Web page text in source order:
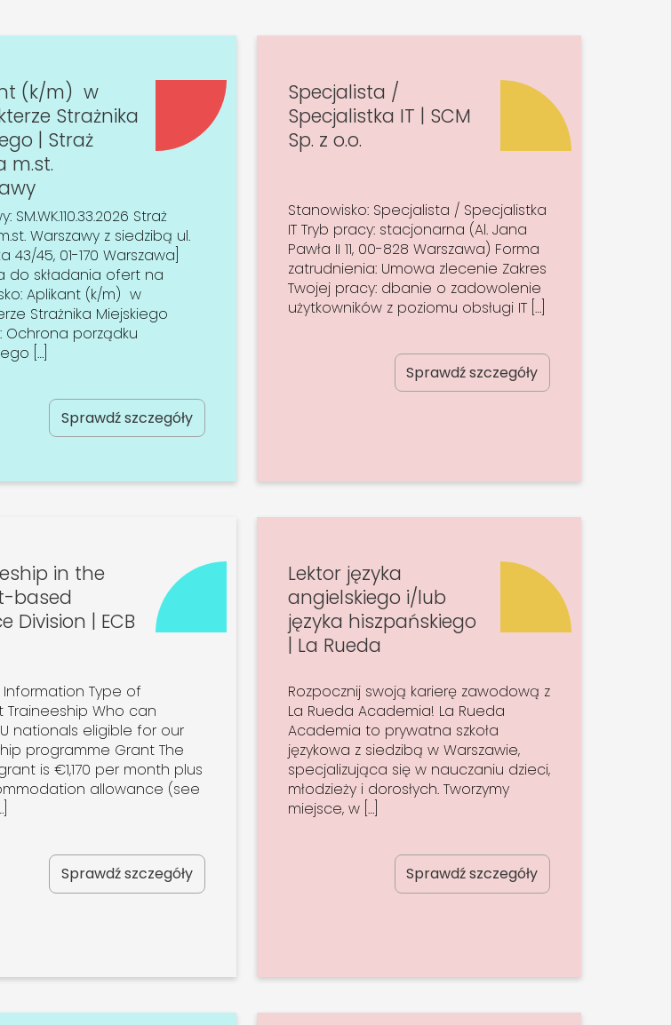
(k/m) w
Strażnika
| Straż
m.st.
SM.WK.110.33.2026 Straż
Warszawy z siedzibą ul.
43/45, 01-170 Warszawa]
do składania ofert na
Aplikant (k/m) w
Strażnika Miejskiego
Ochrona porządku
[…]
Sprawdź szczegóły
Specjalista /
Specjalistka IT | SCM
Sp. z o.o.
Stanowisko: Specjalista / Specjalistka
IT Tryb pracy: stacjonarna (Al. Jana
Pawła II 11, 00-828 Warszawa) Forma
zatrudnienia: Umowa zlecenie Zakres
Twojej pracy: dbanie o zadowolenie
użytkowników z poziomu obsługi IT […]
Sprawdź szczegóły
in the
based
Division | ECB
Type of
Who can
nationals eligible for our
programme Grant The
is €1,170 per month plus
allowance (see
Sprawdź szczegóły
Lektor języka
angielskiego i/lub
języka hiszpańskiego
| La Rueda
Rozpocznij swoją karierę zawodową z
La Rueda Academia! La Rueda
Academia to prywatna szkoła
językowa z siedzibą w Warszawie,
specjalizująca się w nauczaniu dzieci,
młodzieży i dorosłych. Tworzymy
miejsce, w […]
Sprawdź szczegóły